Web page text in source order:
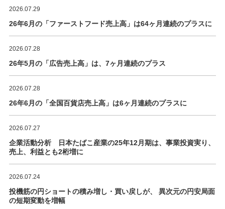
2026.07.29
26年6月の「ファーストフード売上高」は64ヶ月連続のプラスに
2026.07.28
26年5月の「広告売上高」は、7ヶ月連続のプラス
2026.07.28
26年6月の「全国百貨店売上高」は6ヶ月連続のプラスに
2026.07.27
企業活動分析 日本たばこ産業の25年12月期は、事業投資実り、
売上、利益とも2桁増に
2026.07.24
投機筋の円ショートの積み増し・買い戻しが、 異次元の円安局面
の短期変動を増幅